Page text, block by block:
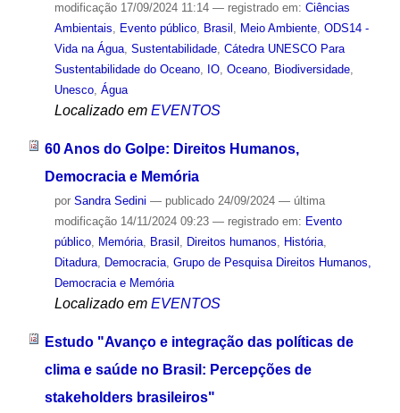
modificação17/09/2024 11:14 — registrado em: Ciências
Ambientais, Evento público, Brasil , Meio Ambiente, ODS14 -
Vida na Água, Sustentabilidade, Cátedra UNESCO Para
Sustentabilidade do Oceano, IO, Oceano, Biodiversidade,
Unesco, Água
Localizado em EVENTOS
60 Anos do Golpe: Direitos Humanos,
Democracia e Memória
por Sandra Sedini — publicado24/09/2024 — última
modificação14/11/2024 09:23 — registrado em: Evento
público, Memória, Brasil Direitos humanos História,
Ditadura, Democracia, Grupo de Pesquisa Direitos Humanos,
Democracia e Memória
Localizado em EVENTOS
Estudo "Avanço e integração das políticas de
clima e saúde no Brasil: Percepções de
stakeholders brasileiros"